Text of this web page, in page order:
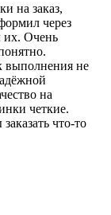
на заказ,
через
их. Очень
выполнения не
на
четкие.
что-то